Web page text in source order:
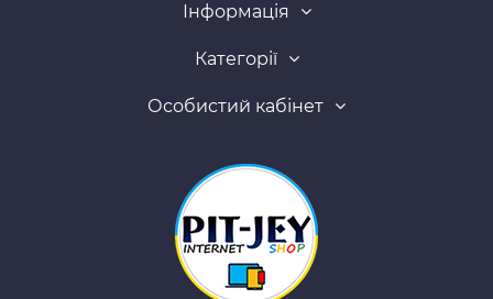
Інформація
Категорії
Особистий кабінет